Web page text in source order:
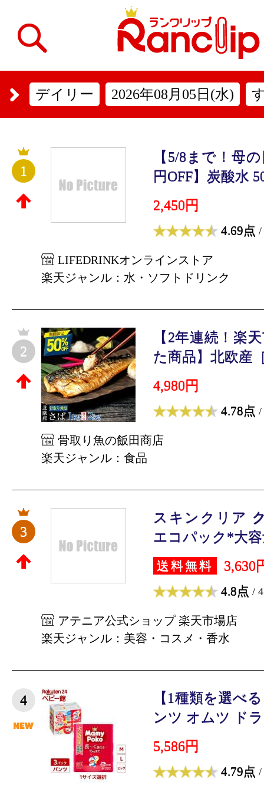
デイリー 2026年08月05日(水)
1
【5/8まで！母
円OFF】炭酸水
2,450円
4.69点 /
LIFEDRINKオンラインストア
楽天ジャンル：水・ソフトドリンク
2
【2年連続！楽
た商品】北欧産
4,980円
4.78点 /
骨取り魚の飯田商店
楽天ジャンル：食品
3
スキンクリア
エコパック*大容
送料無料 3,630
4.8点 /
アテニア公式ショップ 楽天市場店
楽天ジャンル：美容・コスメ・香水
4
【1種類を選べ
ンツ オムツ ド
5,586円
4.79点 /